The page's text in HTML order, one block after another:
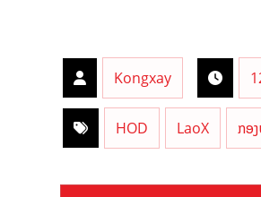
Kongxay
HOD LaoX ກອ